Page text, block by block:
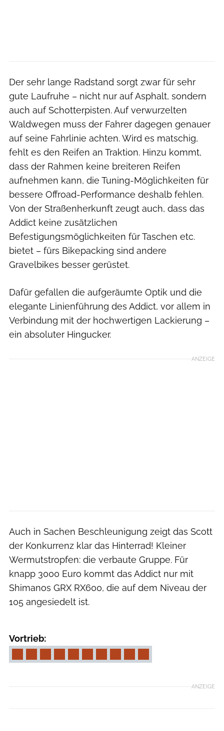
Der sehr lange Radstand sorgt zwar für sehr
gute Laufruhe – nicht nur auf Asphalt, sondern
auch auf Schotterpisten. Auf verwurzelten
Waldwegen muss der Fahrer dagegen genauer
auf seine Fahrlinie achten. Wird es matschig,
fehlt es den Reifen an Traktion. Hinzu kommt,
dass der Rahmen keine breiteren Reifen
aufnehmen kann, die Tuning-Möglichkeiten für
bessere Offroad-Performance deshalb fehlen.
Von der Straßenherkunft zeugt auch, dass das
Addict keine zusätzlichen
Befestigungsmöglichkeiten für Taschen etc.
bietet – fürs Bikepacking sind andere
Gravelbikes besser gerüstet.
Dafür gefallen die aufgeräumte Optik und die
elegante Linienführung des Addict, vor allem in
Verbindung mit der hochwertigen Lackierung –
ein absoluter Hingucker.
ANZEIGE
Auch in Sachen Beschleunigung zeigt das Scott
der Konkurrenz klar das Hinterrad! Kleiner
Wermutstropfen: die verbaute Gruppe. Für
knapp 3000 Euro kommt das Addict nur mit
Shimanos GRX RX600, die auf dem Niveau der
105 angesiedelt ist.
Vortrieb:
ANZEIGE